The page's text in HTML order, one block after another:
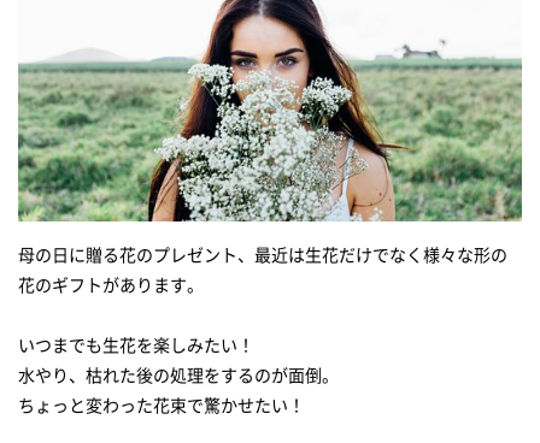
母の日に贈る花のプレゼント、最近は生花だけでなく様々な形の
花のギフトがあります。
いつまでも生花を楽しみたい！
水やり、枯れた後の処理をするのが面倒。
ちょっと変わった花束で驚かせたい！